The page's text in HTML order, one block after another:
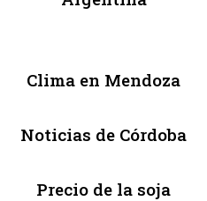
Clima en Mendoza
Noticias de Córdoba
Precio de la soja